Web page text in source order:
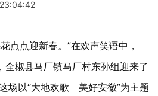
点迎新春。”在欢声笑语中，
全椒县马厂镇马厂村东孙组迎来了
场以“大地欢歌 美好安徽”为主题